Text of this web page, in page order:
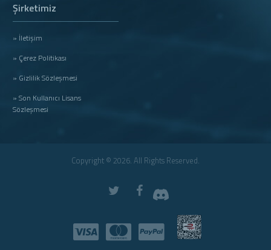
Şirketimiz
» İletişim
» Çerez Politikası
» Gizlilik Sözleşmesi
» Son Kullanıcı Lisans
Sözleşmesi
Copyright © 2026. All Rights Reserved.